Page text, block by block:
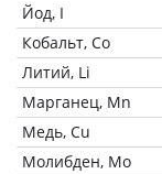
Йод, I
Кобальт, Co
Литий, Li
Марганец, Mn
Медь, Cu
Молибден, Mo